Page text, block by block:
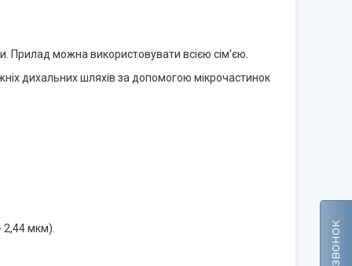
Прилад можна використовувати всією сім'єю.
дихальних шляхів за допомогою мікрочастинок
2,44 мкм).